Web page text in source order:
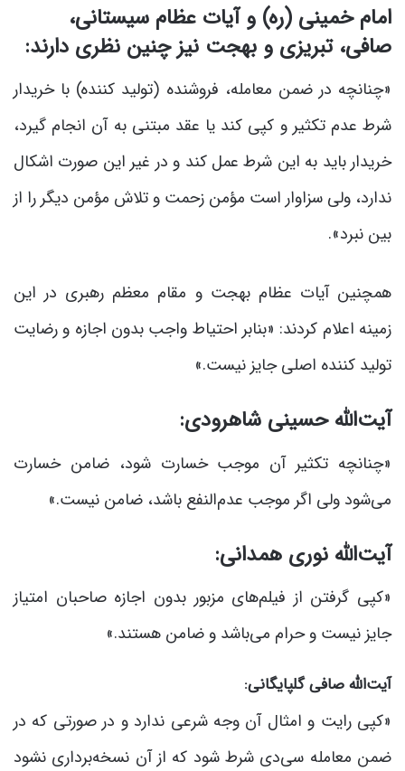
امام خمینی (ره) و آیات عظام سیستانی،
صافی، تبریزی و بهجت نیز چنین نظری دارند:
«چنانچه در ضمن معامله، فروشنده (تولید کننده) با خریدار
شرط عدم تکثیر و کپی کند یا عقد مبتنی به آن انجام گیرد،
خریدار باید به این شرط عمل کند و در غیر این صورت اشکال
ندارد، ولی سزاوار است مؤمن زحمت و تلاش مؤمن دیگر را از
بین نبرد».
همچنین آیات عظام بهجت و مقام معظم رهبری در این
زمینه اعلام کردند: «بنابر احتیاط واجب بدون اجازه و رضایت
تولید کننده اصلی جایز نیست.»
آیت‌الله حسینی شاهرودی:
«چنانچه تکثیر آن موجب خسارت شود، ضامن خسارت
می‌شود ولی اگر موجب عدم‌النفع باشد، ضامن نیست.»
آیت‌الله نوری همدانی:
«کپی گرفتن از فیلم‌های مزبور بدون اجازه صاحبان امتیاز
جایز نیست و حرام می‌باشد و ضامن هستند.»
آیت‌الله صافی گلپایگانی:
«کپی رایت و امثال آن وجه شرعی ندارد و در صورتی که در
ضمن معامله سی‌دی شرط شود که از آن نسخه‌برداری نشود